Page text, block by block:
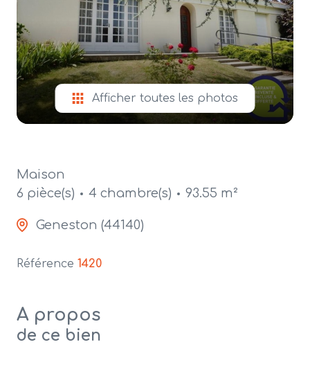
Afficher toutes les photos
Maison
6 pièce(s)
4 chambre(s) 93.55 m²
Geneston (44140)
Référence 1420
A propos
de ce bien